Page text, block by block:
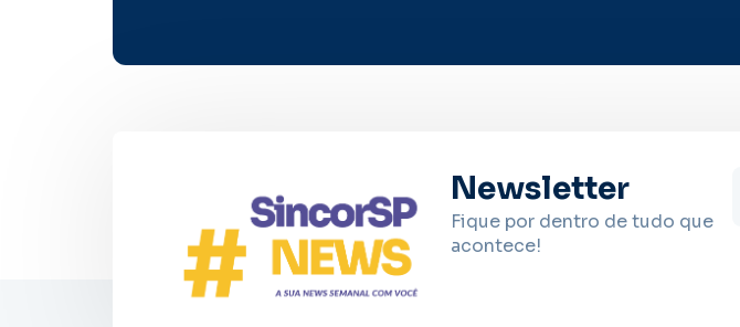
Newsletter
Fique por dentro de tudo que
acontece!